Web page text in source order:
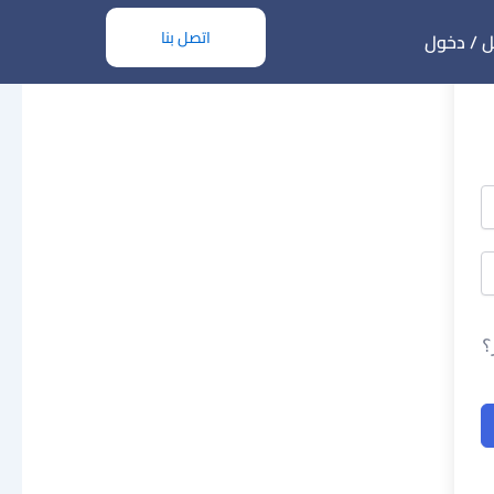
/ دخول اتصل بنا